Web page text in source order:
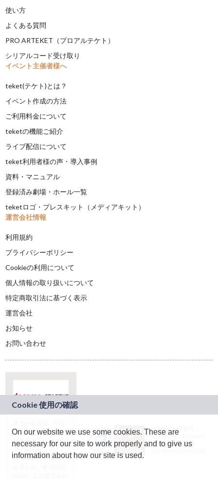
使い方
よくある質問
PRO ARTEKET（プロアルテケト）
シリアルコード受け取り
イベント主催者様へ
teket(テケト)とは？
イベント作成の方法
ご利用料金について
teketの機能ご紹介
ライブ配信について
teket利用者様の声・導入事例
資料・マニュアル
登録済み劇場・ホール一覧
teketロゴ・プレスキット（メディアキット）
運営会社情報
利用規約
プライバシーポリシー
Cookieの利用について
個人情報の取り扱いについて
特定商取引法に基づく表示
運営会社
お知らせ
お問い合わせ
ドコモグループの新
規事業創出プログラ
ム「docomo
STARTUP」を通じて
JASRAC許諾番号：
9024936001Y45037
JASRAC許諾番号：
On our website we use some cookies. These are
necessary for our site to work properly and to give us
information about how our site is used.